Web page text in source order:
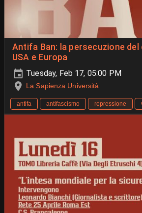
Antifa Ban: la persecuzione
USA e Europa
Tuesday, Feb 17, 05:00 PM
La Sapienza Università
antifa antifascismo repressione